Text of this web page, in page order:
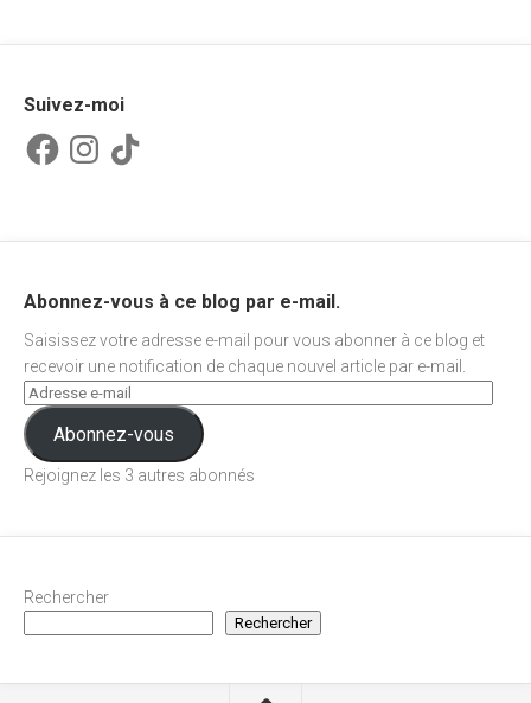
Suivez-moi
FacebookInstagram
TikTok
Abonnez-vous à ce blog par e-mail.
Saisissez votre adresse e-mail pour vous abonner à ce blog et
recevoir une notification de chaque nouvel article par e-mail.
Abonnez-vous
Rejoignez les 3 autres abonnés
Rechercher
Rechercher